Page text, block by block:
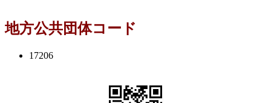
地方公共団体コード
17206